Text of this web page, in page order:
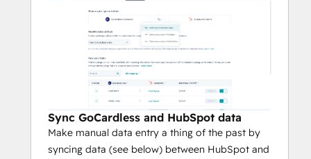
Sync GoCardless and HubSpot data
Make manual data entry a thing of the past by
syncing data (see below) between HubSpot and